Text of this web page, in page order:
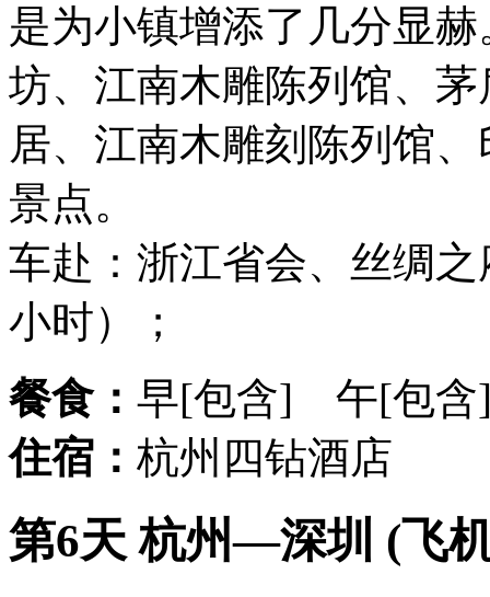
是为小镇增添了几分显
坊、江南木雕陈列馆、
居、江南木雕刻陈列馆
景点。
车赴：浙江省会、丝绸
小时）；
餐食： 早[包含] 午[包
住宿： 杭州四钻酒店
第6天 杭州—深圳 (飞